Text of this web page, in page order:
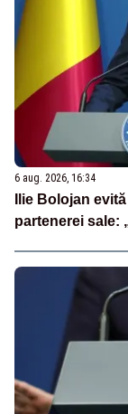
6 aug. 2026, 16:34
Ilie Bolojan
partenerei sale: